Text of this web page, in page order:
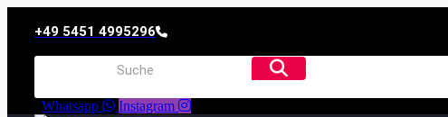
+49 5451 4995296
Whatsapp Instagram